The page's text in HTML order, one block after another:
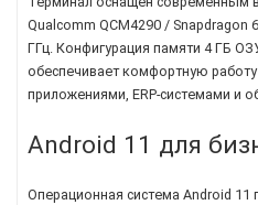
Qualcomm QCM4290 / Snapdragon
ГГц. Конфигурация памяти 4 ГБ
обеспечивает комфортную
приложениями, ERP-системами и
Android 11 для
Операционная система Android 11